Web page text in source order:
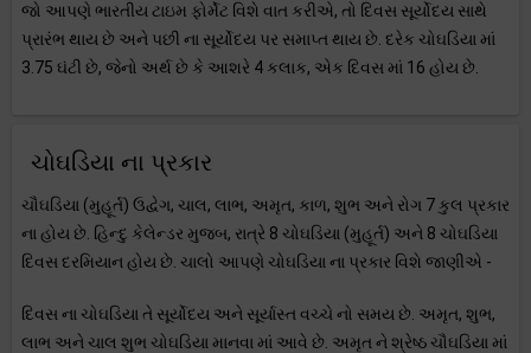
જો આપણે ભારતીય ટાઇમ ફોર્મેટ વિશે વાત કરીએ, તો દિવસ સૂર્યોદય સાથે
પ્રારંભ થાય છે અને પછી ના સૂર્યોદય પર સમાપ્ત થાય છે. દરેક ચોઘડિયા માં
3.75 ઘંટી છે, જેનો અર્થ છે કે આશરે 4 કલાક, એક દિવસ માં 16 હોય છે.
ચોઘડિયા ના પ્રકાર
ચૌઘડિયા (મુહૂર્ત) ઉદ્વેગ, ચાલ, લાભ, અમૃત, કાળ, શુભ અને રોગ 7 કુલ પ્રકાર
ના હોય છે. હિન્દુ કેલેન્ડર મુજબ, રાત્રે 8 ચોઘડિયા (મુહૂર્ત) અને 8 ચોઘડિયા
દિવસ દરમિયાન હોય છે. ચાલો આપણે ચોઘડિયા ના પ્રકાર વિશે જાણીએ -
દિવસ ના ચોઘડિયા તે સૂર્યોદય અને સૂર્યાસ્ત વચ્ચે નો સમય છે. અમૃત, શુભ,
લાભ અને ચાલ શુભ ચોઘડિયા માનવા માં આવે છે. અમૃત ને શ્રેષ્ઠ ચૌઘડિયા માં